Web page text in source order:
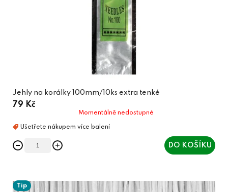
Jehly na korálky 100mm/10ks extra tenké
79 Kč
Momentálně nedostupné
DO KOŠÍKU
Tip